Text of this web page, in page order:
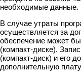
необходимые данные.
В случае утраты
осуществляется за
обеспечение может
(компакт-диске).
(компакт-диск) и его
дополнительную